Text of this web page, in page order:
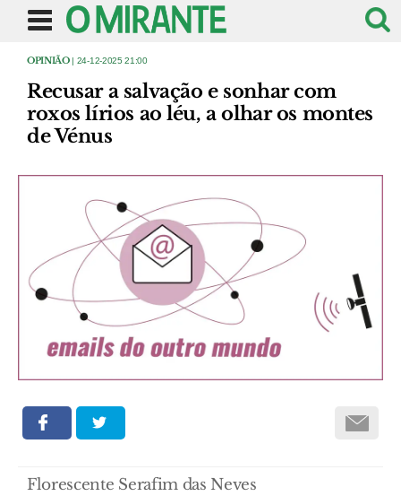
OPINIÃO| 24-12-2025 21:00
Recusar a salvação e sonhar com
roxos lírios ao léu, a olhar os montes
de Vénus
Florescente Serafim das Neves